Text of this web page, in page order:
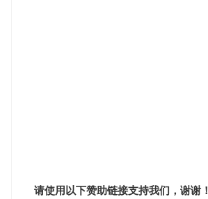
请使用以下赞助链接支持我们，谢谢！